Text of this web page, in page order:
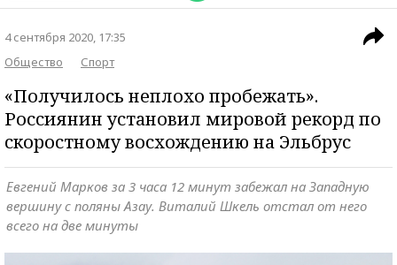
4 сентября 2020, 17:35
Общество
Спорт
«Получилось неплохо пробежать».
Россиянин установил мировой рекорд по
скоростному восхождению на Эльбрус
Евгений Марков за 3 часа 12 минут забежал на Западную
вершину с поляны Азау. Виталий Шкель отстал от него
всего на две минуты